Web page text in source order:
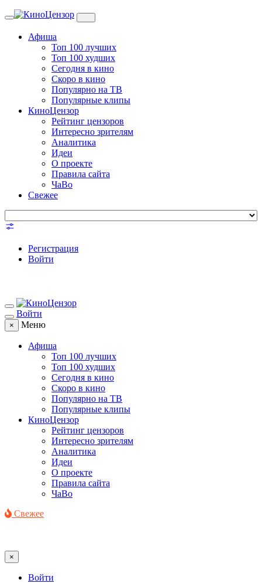
Toggle
Афиша
Топ 100 лучших
Топ 100 худших
Сегодня в кино
Скоро в кино
Популярно на ТВ
Популярные клипы
КиноЦензор
Рейтинг цензоров
Интересно зрителям
Аналитика
Идеи
О проекте
Правила сайта
ЧаВо
Свежее
Регистрация
Войти
Войти
× Меню
Афиша
Топ 100 лучших
Топ 100 худших
Сегодня в кино
Скоро в кино
Популярно на ТВ
Популярные клипы
КиноЦензор
Рейтинг цензоров
Интересно зрителям
Аналитика
Идеи
О проекте
Правила сайта
ЧаВо
Свежее
×
Войти